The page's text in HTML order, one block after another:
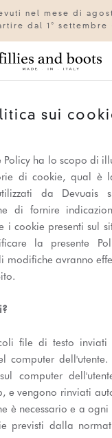
nel mese di
dal 1° settembre
sui
Policy ha lo scopo di
di cookie, qual è
da Devuais
di fornire
i cookie presenti sul
la presente
modifiche avranno
file di testo inviati
computer
computer
e vengono rinviati
è necessario e a ogni
previsti dalla